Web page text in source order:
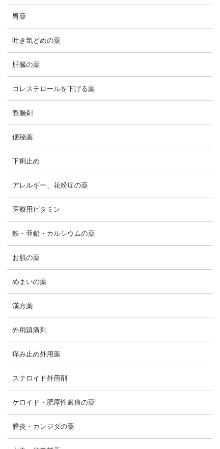
胃薬
吐き気どめの薬
肝臓の薬
コレステロールを下げる薬
整腸剤
便秘薬
下痢止め
アレルギー、花粉症の薬
医療用ビタミン
鉄・亜鉛・カルシウムの薬
お肌の薬
めまいの薬
漢方薬
外用鎮痛剤
痒み止め外用薬
ステロイド外用剤
ケロイド・肥厚性瘢痕の薬
膣炎・カンジダの薬